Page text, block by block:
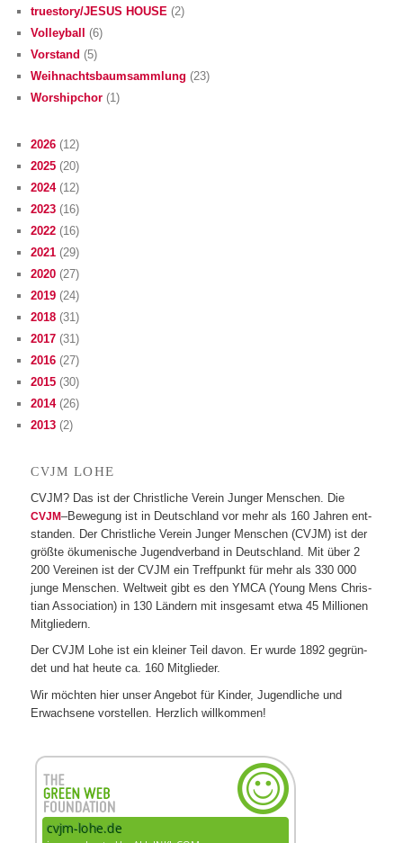
truestory/JESUS HOUSE (2)
Volleyball
(6)
Vorstand (5)
Weihnachtsbaumsammlung (23)
Worshipchor (1)
2026 (12)
2025 (20)
2024(12)
2023 (16)
2022 (16)
2021 (29)
2020 (27)
2019 (24)
2018 (31)
2017 (31)
2016 (27)
2015 (30)
2014(26)
2013 (2)
CVJM LOHE
CVJM? Das ist der Christ­li­che Ver­ein Jun­ger Men­schen. Die
CVJM–Bewe­gung ist in Deutsch­land vor mehr als 160 Jah­ren ent­
stan­den. Der Christ­li­che Ver­ein Jun­ger Men­schen (CVJM) ist der
größte öku­me­ni­sche Jugend­ver­band in Deutsch­land. Mit über 2
200 Ver­ei­nen ist der CVJM ein Treff­punkt für mehr als 330 000
junge Men­schen. Welt­weit gibt es den YMCA (Young Mens Chris­
tian Asso­cia­tion) in 130 Län­dern mit ins­ge­samt etwa 45 Mil­lio­nen
Mitgliedern.
Der CVJM Lohe ist ein klei­ner Teil davon. Er wurde 1892 gegrün­
det und hat heute ca. 160 Mitglieder.
Wir möch­ten hier unser Ange­bot für Kin­der, Jugend­li­che und
Erwach­sene vor­stel­len. Herz­lich willkommen!